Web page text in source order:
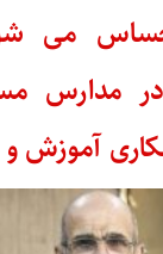
می
مدارس
آموزش